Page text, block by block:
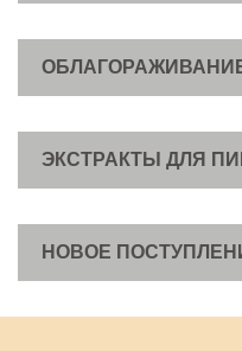
ЭКСТРАКТЫ ДЛЯ
НОВОЕ